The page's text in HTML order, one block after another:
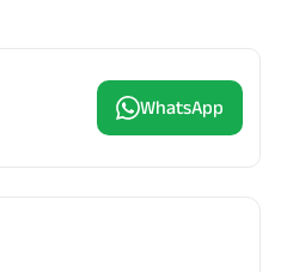
WhatsApp